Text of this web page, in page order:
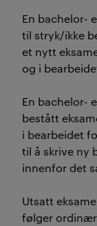
En bachelor-
til stryk/ikke
et nytt
og i
En bachelor-
bestått
i bearbeidet
til å skrive ny
innenfor det
Utsatt
følger